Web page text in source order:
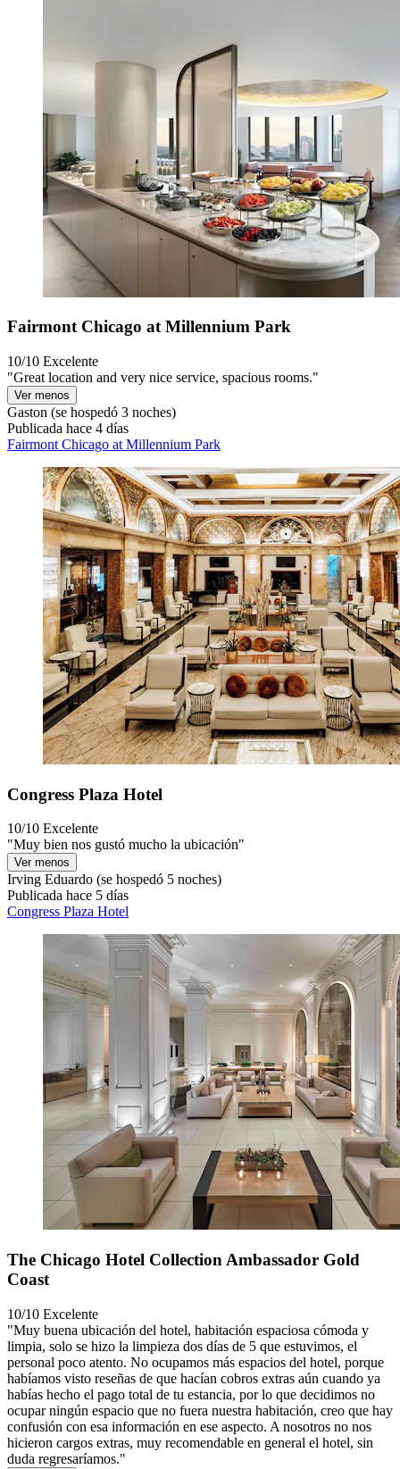
Fairmont Chicago at Millennium Park
10/10 Excelente
"Great location and very nice service, spacious rooms."
Ver menos
Gaston (se hospedó 3 noches)
Publicada hace 4 días
Fairmont Chicago at Millennium Park
Congress Plaza Hotel
10/10 Excelente
"Muy bien nos gustó mucho la ubicación"
Ver menos
Irving Eduardo (se hospedó 5 noches)
Publicada hace 5 días
Congress Plaza Hotel
The Chicago Hotel Collection Ambassador Gold
Coast
10/10 Excelente
"Muy buena ubicación del hotel, habitación espaciosa cómoda y
limpia, solo se hizo la limpieza dos días de 5 que estuvimos, el
personal poco atento. No ocupamos más espacios del hotel, porque
habíamos visto reseñas de que hacían cobros extras aún cuando ya
habías hecho el pago total de tu estancia, por lo que decidimos no
ocupar ningún espacio que no fuera nuestra habitación, creo que hay
confusión con esa información en ese aspecto. A nosotros no nos
hicieron cargos extras, muy recomendable en general el hotel, sin
duda regresaríamos."